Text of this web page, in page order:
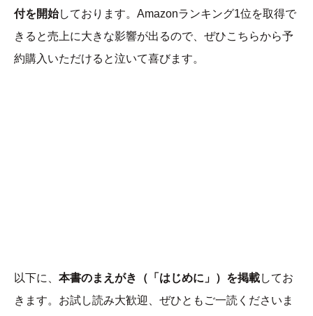
付を開始しております。Amazonランキング1位を取得で
きると売上に大きな影響が出るので、ぜひこちらから予
約購入いただけると泣いて喜びます。
以下に、 本書のまえがき（「はじめに」）を掲載してお
きます。お試し読み大歓迎、ぜひともご一読くださいま